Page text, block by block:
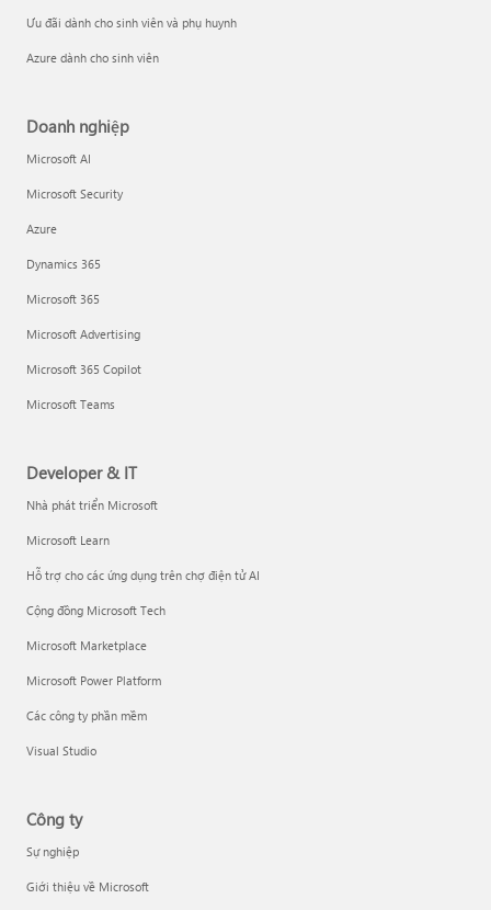
Ưu đãi dành cho sinh viên và phụ huynh
Azure dành cho sinh viên
Doanh nghiệp
Microsoft AI
Microsoft Security
Azure
Dynamics 365
Microsoft 365
Microsoft Advertising
Microsoft 365 Copilot
Microsoft Teams
Developer & IT
Nhà phát triển Microsoft
Microsoft Learn
Hỗ trợ cho các ứng dụng trên chợ điện tử AI
Cộng đồng Microsoft Tech
Microsoft Marketplace
Microsoft Power Platform
Các công ty phần mềm
Visual Studio
Công ty
Sự nghiệp
Giới thiệu về Microsoft